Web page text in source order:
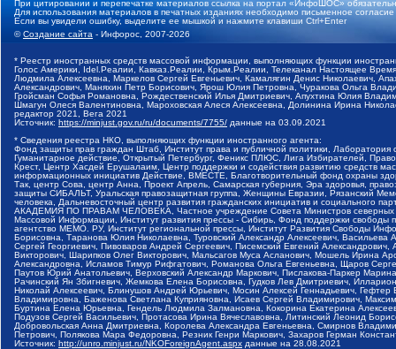
При цитировании и перепечатке материалов ссылка на портал «ИнфоШОС»
Для использования материалов в печатных изданиях необходимо письменное
Если вы увидели ошибку, выделите ее мышкой и нажмите клавиши Ctrl+Enter
©Создание сайта - Инфорос, 2007-2026
* Реестр иностранных средств массовой информации, выполняющих функции
Голос Америки, Idel.Реалии, Кавказ.Реалии, Крым.Реалии, Телеканал Настоящее
Людмила Алексеевна, Маркелов Сергей Евгеньевич, Камалягин Денис Николаевич,
Александрович, Маняхин Петр Борисович, Ярош Юлия Петровна, Чуракова Ольга
Гройсман Софья Романовна, Рождественский Илья Дмитриевич, Апухтина Юлия
Шмагун Олеся Валентиновна, Мароховская Алеся Алексеевна, Долинина Ирина
редактор 2021, Вега 2021
Источник: https://minjust.gov.ru/ru/documents/7755/ данные на 03.09.2021
* Сведения реестра НКО, выполняющих функции иностранного агента:
Фонд защиты прав граждан Штаб, Институт права и публичной политики,
Гуманитарное действие, Открытый Петербург, Феникс ПЛЮС, Лига Избирателей,
Крест, Центр Хасдей Ерушалаим, Центр поддержки и содействия развитию средств
информационных инициатив Действие, ВМЕСТЕ, Благотворительный фонд охраны
Так, центр Сова, центр Анна, Проект Апрель, Самарская губерния, Эра здоровья,
защиты СИБАЛЬТ, Уральская правозащитная группа, Женщины Евразии, Рязанский
человека, Дальневосточный центр развития гражданских инициатив и социального
АКАДЕМИЯ ПО ПРАВАМ ЧЕЛОВЕКА, Частное учреждение Совета Министров северных
Массовой Информации, Институт развития прессы - Сибирь, Фонд поддержки
агентство МЕМО. РУ, Институт региональной прессы, Институт Развития Свободы
Борисовна, Таранова Юлия Николаевна, Туровский Александр Алексеевич,
Сергей Георгиевич, Пивоваров Андрей Сергеевич, Писемский Евгений
Викторович, Шарипков Олег Викторович, Мальсагов Муса Асланович, Мошель Ирина
Александровна, Исламов Тимур Рифгатович, Романова Ольга Евгеньевна, Щаров
Паутов Юрий Анатольевич, Верховский Александр Маркович, Пислакова-Паркер
Рачинский Ян Збигневич, Жемкова Елена Борисовна, Гудков Лев Дмитриевич,
Николай Алексеевич, Блинушов Андрей Юрьевич, Мосин Алексей Геннадьевич,
Владимировна, Баженова Светлана Куприяновна, Исаев Сергей Владимирович,
Буртина Елена Юрьевна, Гендель Людмила Залмановна, Кокорина Екатерина
Подузов Сергей Васильевич, Протасова Ирина Вячеславовна, Литинский Леонид
Добровольская Анна Дмитриевна, Королева Александра Евгеньевна, Смирнов
Петрович, Полякова Мара Федоровна, Резник Генри Маркович, Захаров Герман
Источник: http://unro.minjust.ru/NKOForeignAgent.aspx данные на 28.08.2021